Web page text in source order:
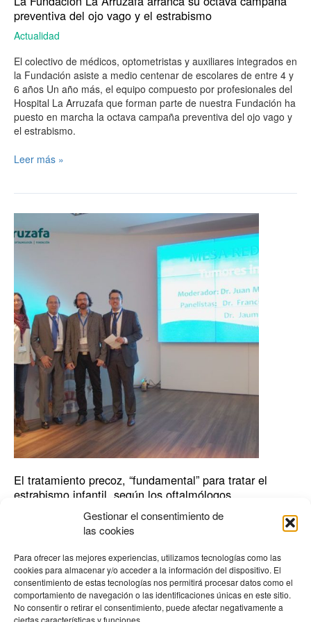
Gestionar el consentimiento de
las cookies
Para ofrecer las mejores experiencias, utilizamos tecnologías como las
cookies para almacenar y/o acceder a la información del dispositivo. El
consentimiento de estas tecnologías nos permitirá procesar datos como el
comportamiento de navegación o las identificaciones únicas en este sitio.
No consentir o retirar el consentimiento, puede afectar negativamente a
ciertas características y funciones.
preventiva del ojo vago y el estrabismo
Actualidad
El colectivo de médicos, optometristas y auxiliares integrados en
la Fundación asiste a medio centenar de escolares de entre 4 y
6 años Un año más, el equipo compuesto por profesionales del
Hospital La Arruzafa que forman parte de nuestra Fundación ha
puesto en marcha la octava campaña preventiva del ojo vago y
el estrabismo.
Leer más »
El tratamiento precoz, “fundamental” para tratar el
estrabismo infantil, según los oftalmólogos
Hospital
de casos en el XXIV Congreso de la Sociedad Española de
Estrabología y Oftalmología Pedriátrica (Seeop), aseguran que
un cinco por ciento de la población infantil padece esta afección
ocular Córdoba, 15 de abril de 2016.- Los expertos reunidos en
el vigésimo segundo congreso de la
tratamiento
precoz,
tratar
el
estrabismo
infantil,
según
los
oftalmólogos